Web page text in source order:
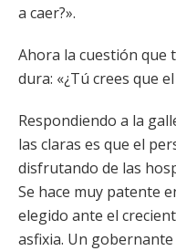
a caer?».
Ahora la cuestión que
dura: «¿Tú crees que
Respondiendo a la
las claras es que el
disfrutando de las
Se hace muy patente
elegido ante el
asfixia. Un